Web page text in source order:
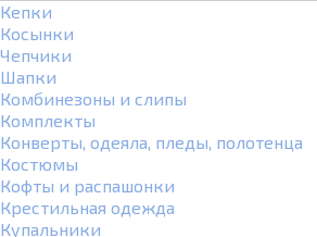
Кепки
Косынки
Чепчики
Шапки
Комбинезоны и слипы
Комплекты
Конверты, одеяла, пледы, полотенца
Костюмы
Кофты и распашонки
Крестильная одежда
Купальники